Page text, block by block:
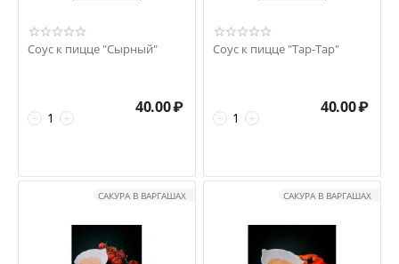
Соус к пицце "Сырный"
+
−
40.00₽
Соус к пицце "Тар-Тар"
+
−
40.00₽
САКУРА В ВАРГАШАХ САКУРА В ВАРГАШАХ